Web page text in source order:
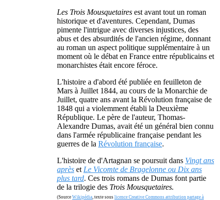
Les Trois Mousquetaires est avant tout un roman
historique et d'aventures. Cependant, Dumas
pimente l'intrigue avec diverses injustices, des
abus et des absurdités de l'ancien régime, donnant
au roman un aspect politique supplémentaire à un
moment où le débat en France entre républicains et
monarchistes était encore féroce.
L'histoire a d'abord été publiée en feuilleton de
Mars à Juillet 1844, au cours de la Monarchie de
Juillet, quatre ans avant la Révolution française de
1848 qui a violemment établi la Deuxième
République. Le père de l'auteur, Thomas-
Alexandre Dumas, avait été un général bien connu
dans l'armée républicaine française pendant les
guerres de la Révolution française.
L'histoire de d'Artagnan se poursuit dans Vingt ans
après et Le Vicomte de Bragelonne ou Dix ans
plus tard. Ces trois romans de Dumas font partie
de la trilogie des Trois Mousquetaires.
(Source Wikipédia, texte sous licence Creative Commons attribution partage à